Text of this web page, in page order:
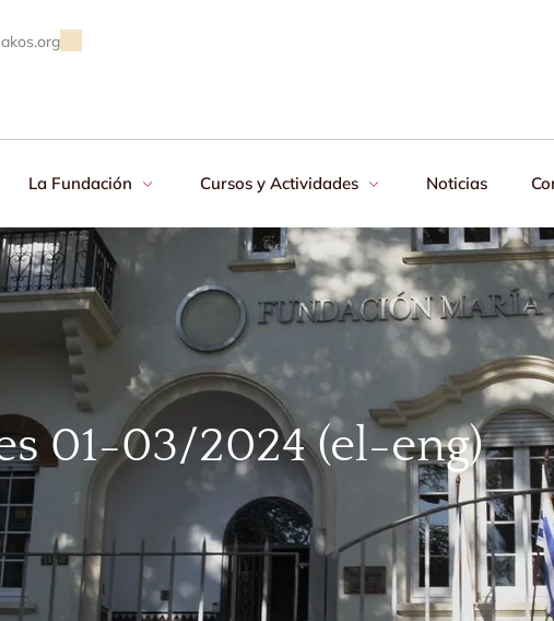
La Fundación Cursos y Actividades Noticias
01-03/2024 (el-eng)